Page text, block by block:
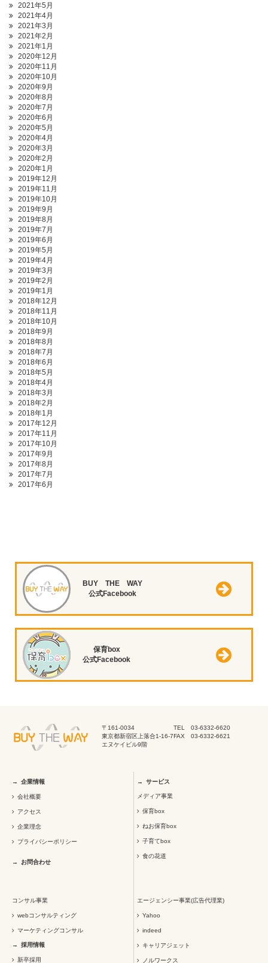
2021年5月
2021年4月
2021年3月
2021年2月
2021年1月
2020年12月
2020年11月
2020年10月
2020年9月
2020年8月
2020年7月
2020年6月
2020年5月
2020年4月
2020年3月
2020年2月
2020年1月
2019年12月
2019年11月
2019年10月
2019年9月
2019年8月
2019年7月
2019年6月
2019年5月
2019年4月
2019年3月
2019年2月
2019年1月
2018年12月
2018年11月
2018年10月
2018年9月
2018年8月
2018年7月
2018年6月
2018年5月
2018年4月
2018年3月
2018年2月
2018年1月
2017年12月
2017年11月
2017年10月
2017年9月
2017年8月
2017年7月
2017年6月
BUY THE WAY
公式Facebook
保育box
公式Facebook
〒161-0034
東京都新宿区上落合1-16-7
エヌケイビル9階
TEL 03-6332-6620
FAX 03-6332-6621
企業情報
会社概要
アクセス
企業理念
プライバシーポリシー
お問合わせ
サービス
メディア事業
保育box
ねお保育box
子育てbox
食の花道
コンサル事業
webコンサルティング
マーケティングコンサル
エージェンシー事業(広告代理業)
Yahoo
indeed
キャリアジェット
ノルワークス
採用情報
新卒採用